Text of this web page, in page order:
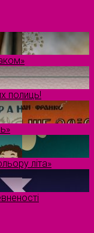
полиць!
літа»